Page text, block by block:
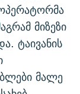
მიზეზი
ტაივანის
მალე